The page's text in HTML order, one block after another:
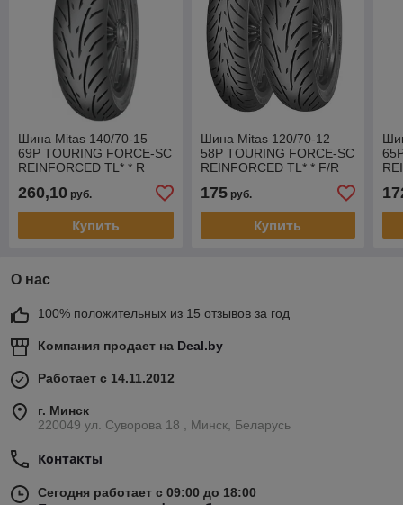
Шина Mitas 140/70-15
69P TOURING FORCE-SC
REINFORCED TL* * R
260,10 руб.
Купить
Шина Mitas 120/70-12
58P TOURING FORCE-SC
REINFORCED TL* * F/R
175руб.
Купить
О нас
100% положительных из 15 отзывов за год
Компания продает на Deal.by
Работает с 14.11.2012
г. Минск
220049 ул. Суворова 18 , Минск, Беларусь
Контакты
Сегодня работает с 09:00 до 18:00